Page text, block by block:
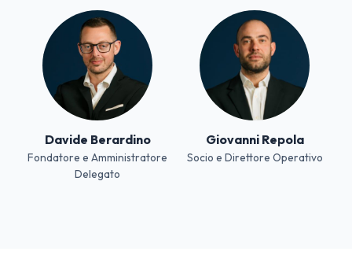
Davide Berardino
Fondatore e Amministratore
Delegato
Giovanni Repola
Socio e Direttore Operativo